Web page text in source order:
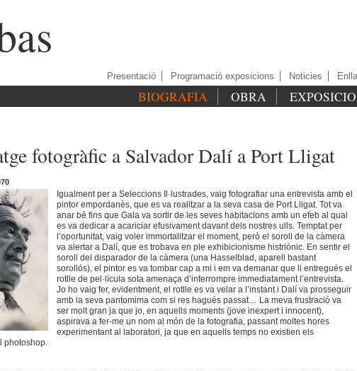
fotogràfic a Salvador Dalí a Port Lligat
Igualment per a Seleccions Il·lustrades, vaig fotografiar una entrevista amb el
pintor empordanès, que es va realitzar a la seva casa de Port Lligat. Tot va
anar bé fins que Gala va sortir de les seves habitacions amb un efeb al qual
es va dedicar a acariciar efusivament davant dels nostres ulls. Temptat per
l’oportunitat, vaig voler immortalitzar el moment, però el soroll de la càmera
va alertar a Dalí, que es trobava en ple exhibicionisme histriònic. En sentir el
soroll del disparador de la càmera (una Hasselblad, aparell bastant
sorollós), el pintor es va tombar cap a mi i em va demanar que li entregués el
rotlle de pel·lícula sota amenaça d’interrompre immediatament l’entrevista.
Jo ho vaig fer, evidentment, el rotlle es va velar a l’instant i Dalí va prosseguir
amb la seva pantomima com si res hagués passat… La meva frustració va
ser molt gran ja que jo, en aquells moments (jove inexpert i innocent),
aspirava a fer-me un nom al món de la fotografia, passant moltes hores
experimentant al laboratori, ja que en aquells temps no existien els
photoshop.
Presentació Programació exposicions Noticies
BIOGRAFIA OBRA